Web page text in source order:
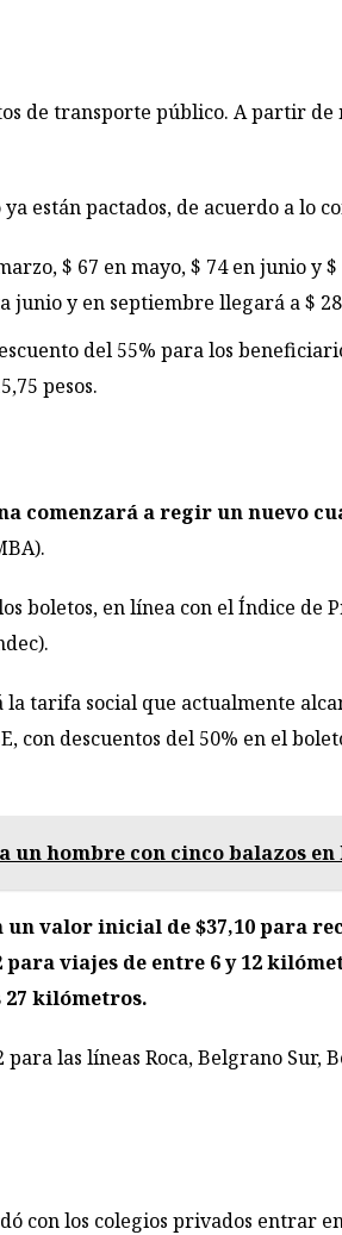
de transporte público. A partir
ya están pactados, de acuerdo a lo
$ 67 en mayo, $ 74 en junio
junio y en septiembre llegará a $
del 55% para los
pesos.
comenzará a regir un nuevo
boletos, en línea con el Índice de
tarifa social que actualmente
con descuentos del 50% en el
un hombre con cinco balazos en
valor inicial de $37,10 para
viajes de entre 6 y 12
27 kilómetros.
las líneas Roca, Belgrano
con los colegios privados entrar